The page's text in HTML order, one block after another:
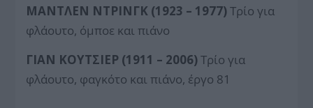
ΜΑΝΤΛΕΝ ΝΤΡΙΝΓΚ (1923 – 1977)Τρίο για
φλάουτο, όμποε και πιάνο
ΓΙΑΝ ΚΟYΤΣΙΕΡ (1911 – 2006)Τρίο για
φλάουτο, φαγκότο και πιάνο, έργο 81